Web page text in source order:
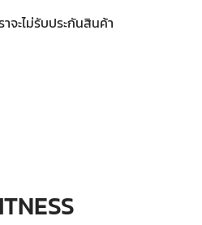
จะไม่รับประกันสินค้า